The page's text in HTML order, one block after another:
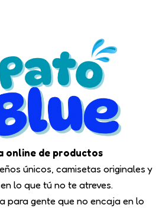
online de productos
únicos, camisetas originales y
lo que tú no te atreves.
para gente que no encaja en lo